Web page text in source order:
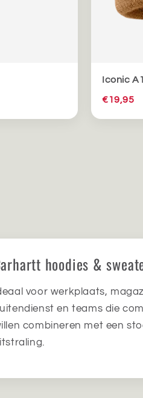
Iconic
€19,95
hoodies &
voor werkplaats,
en teams die
combineren met een